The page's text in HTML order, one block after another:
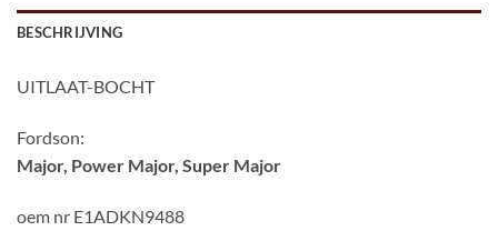
BESCHRIJVING
UITLAAT-BOCHT
Fordson:
Major, Power Major, Super Major
oem nr E1ADKN9488